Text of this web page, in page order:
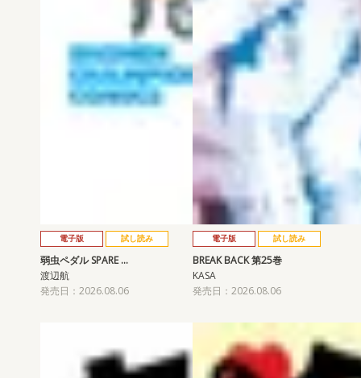
電子版 試し読み
弱虫ペダル SPARE …
渡辺航
発売日：2026.08.06
電子版 試し読み
BREAK BACK 第25巻
KASA
発売日：2026.08.06